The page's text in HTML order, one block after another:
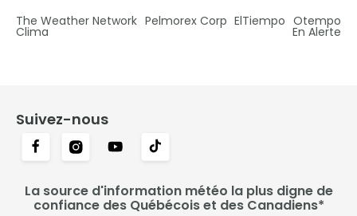
The Weather Network Pelmorex Corp ElTiempo Otempo
Clima En Alerte
Suivez-nous
La source d'information météo la plus digne de
confiance des Québécois et des Canadiens*